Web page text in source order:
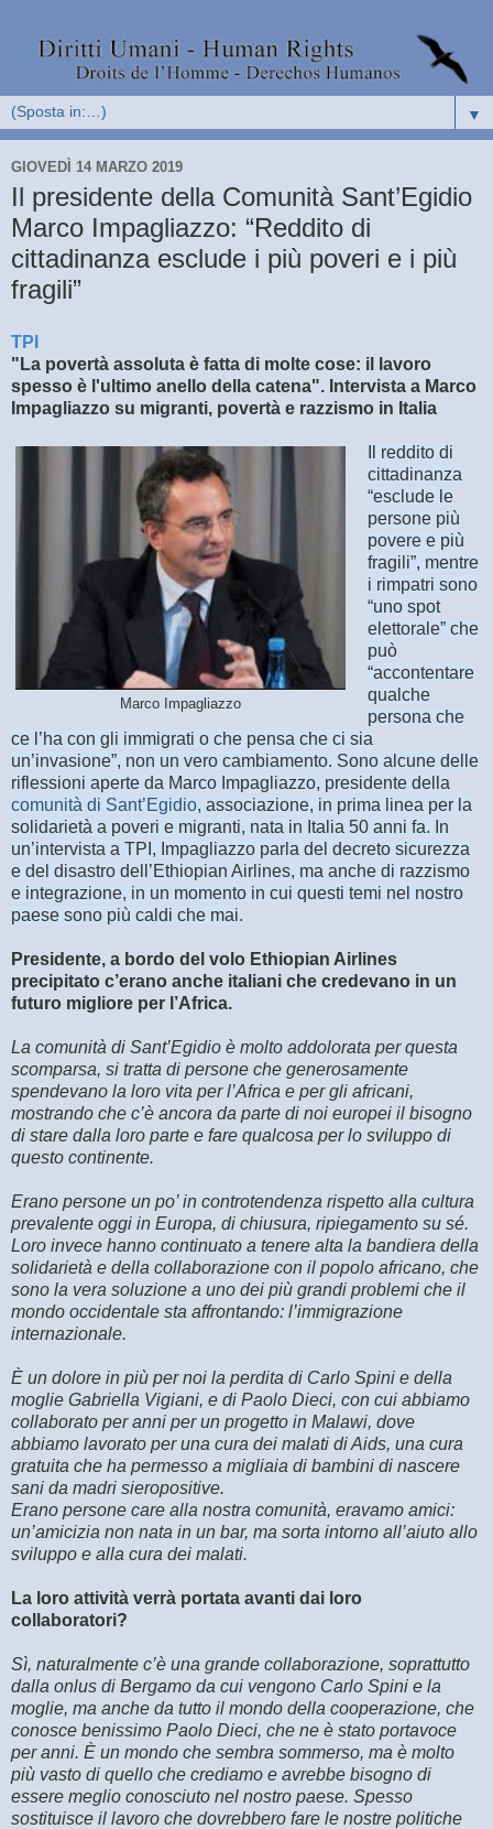
▼
GIOVEDÌ 14 MARZO 2019
Il presidente della Comunità Sant’Egidio
Marco Impagliazzo: “Reddito di
cittadinanza esclude i più poveri e i più
fragili”
TPI
"La povertà assoluta è fatta di molte cose: il lavoro
spesso è l'ultimo anello della catena". Intervista a Marco
Impagliazzo su migranti, povertà e razzismo in Italia
Marco Impagliazzo
Il reddito di
cittadinanza
“esclude le
persone più
povere e più
fragili”, mentre
i rimpatri sono
“uno spot
elettorale” che
può
“accontentare
qualche
persona che
ce l’ha con gli immigrati o che pensa che ci sia
un’invasione”, non un vero cambiamento. Sono alcune delle
riflessioni aperte da Marco Impagliazzo, presidente della
comunità di Sant’Egidio, associazione, in prima linea per la
solidarietà a poveri e migranti, nata in Italia 50 anni fa. In
un’intervista a TPI, Impagliazzo parla del decreto sicurezza
e del disastro dell’Ethiopian Airlines, ma anche di razzismo
e integrazione, in un momento in cui questi temi nel nostro
paese sono più caldi che mai.
Presidente, a bordo del volo Ethiopian Airlines
precipitato c’erano anche italiani che credevano in un
futuro migliore per l’Africa.
La comunità di Sant’Egidio è molto addolorata per questa
scomparsa, si tratta di persone che generosamente
spendevano la loro vita per l’Africa e per gli africani,
mostrando che c’è ancora da parte di noi europei il bisogno
di stare dalla loro parte e fare qualcosa per lo sviluppo di
questo continente.
Erano persone un po’ in controtendenza rispetto alla cultura
prevalente oggi in Europa, di chiusura, ripiegamento su sé.
Loro invece hanno continuato a tenere alta la bandiera della
solidarietà e della collaborazione con il popolo africano, che
sono la vera soluzione a uno dei più grandi problemi che il
mondo occidentale sta affrontando: l’immigrazione
internazionale.
È un dolore in più per noi la perdita di Carlo Spini e della
moglie Gabriella Vigiani, e di Paolo Dieci, con cui abbiamo
collaborato per anni per un progetto in Malawi, dove
abbiamo lavorato per una cura dei malati di Aids, una cura
gratuita che ha permesso a migliaia di bambini di nascere
sani da madri sieropositive.
Erano persone care alla nostra comunità, eravamo amici:
un’amicizia non nata in un bar, ma sorta intorno all’aiuto allo
sviluppo e alla cura dei malati.
La loro attività verrà portata avanti dai loro
collaboratori?
Sì, naturalmente c’è una grande collaborazione, soprattutto
dalla onlus di Bergamo da cui vengono Carlo Spini e la
moglie, ma anche da tutto il mondo della cooperazione, che
conosce benissimo Paolo Dieci, che ne è stato portavoce
per anni. È un mondo che sembra sommerso, ma è molto
più vasto di quello che crediamo e avrebbe bisogno di
essere meglio conosciuto nel nostro paese. Spesso
sostituisce il lavoro che dovrebbero fare le nostre politiche